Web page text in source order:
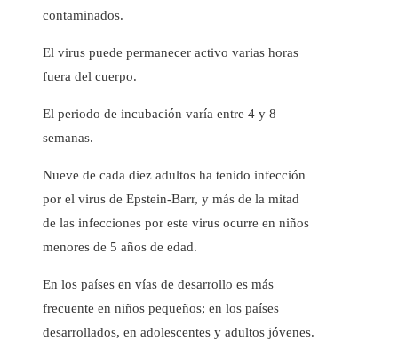
contaminados.
El virus puede permanecer activo varias horas
fuera del cuerpo.
El periodo de incubación varía entre 4 y 8
semanas.
Nueve de cada diez adultos ha tenido infección
por el virus de Epstein-Barr, y más de la mitad
de las infecciones por este virus ocurre en niños
menores de 5 años de edad.
En los países en vías de desarrollo es más
frecuente en niños pequeños; en los países
desarrollados, en adolescentes y adultos jóvenes.